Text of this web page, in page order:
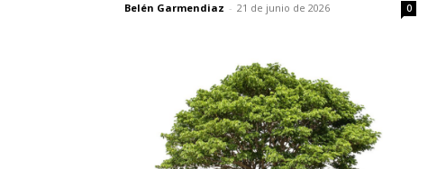
Belén Garmendiaz - 21 de junio de 2026 0